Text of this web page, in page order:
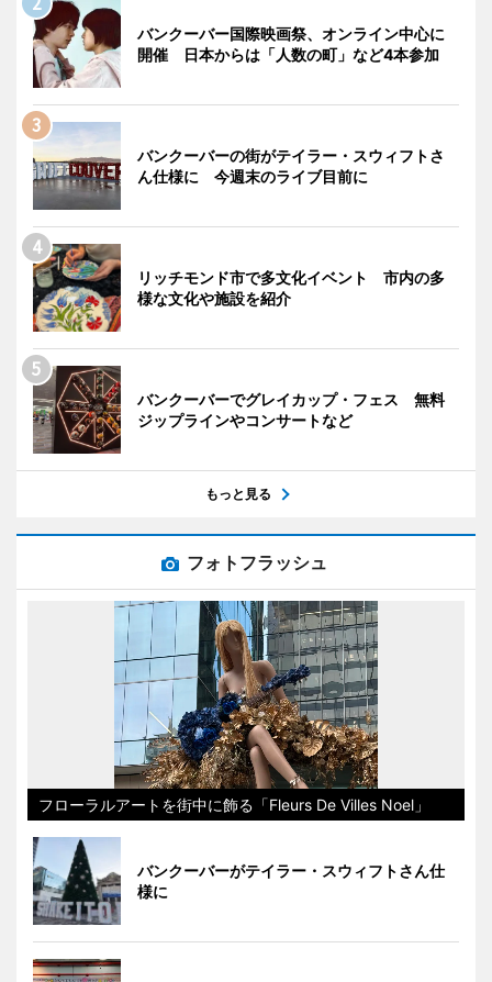
バンクーバー国際映画祭、オンライン中心に
開催 日本からは「人数の町」など4本参加
バンクーバーの街がテイラー・スウィフトさ
ん仕様に 今週末のライブ目前に
リッチモンド市で多文化イベント 市内の多
様な文化や施設を紹介
バンクーバーでグレイカップ・フェス 無料
ジップラインやコンサートなど
もっと見る
フォトフラッシュ
フローラルアートを街中に飾る「Fleurs De Villes Noel」
バンクーバーがテイラー・スウィフトさん仕
様に